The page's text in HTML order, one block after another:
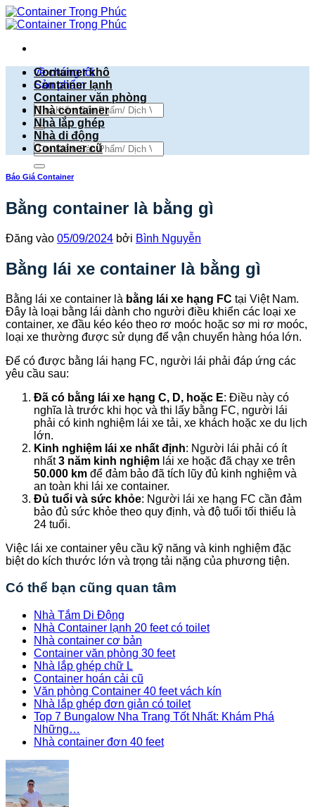
Bỏ
qua
dung
về chúng tôi
Sản phẩm
Tìm
kiếm:
Tìm
kiếm:
Container khô
Container lạnh
Container văn phòng
Nhà container
Nhà lắp ghép
Nhà di động
Container cũ
Báo Giá Container
Bằng container là bằng gì
Đăng vào 05/09/2024 bởi Bình Nguyễn
Bằng lái xe container là bằng gì
Bằng lái xe container là bằng lái xe hạng FC tại Việt Nam.
Đây là loại bằng lái dành cho người điều khiển các loại xe
container, xe đầu kéo kéo theo rơ moóc hoặc sơ mi rơ moóc,
loại xe thường được sử dụng để vận chuyển hàng hóa lớn.
Để có được bằng lái hạng FC, người lái phải đáp ứng các
yêu cầu sau:
Đã có bằng lái xe hạng C, D, hoặc E: Điều này có
nghĩa là trước khi học và thi lấy bằng FC, người lái
phải có kinh nghiệm lái xe tải, xe khách hoặc xe du lịch
lớn.
Kinh nghiệm lái xe nhất định: Người lái phải có ít
nhất3 năm kinh nghiệm lái xe hoặc đã chạy xe trên
50.000 km để đảm bảo đã tích lũy đủ kinh nghiệm và
an toàn khi lái xe container.
Đủ tuổi và sức khỏe: Người lái xe hạng FC cần đảm
bảo đủ sức khỏe theo quy định, và độ tuổi tối thiểu là
24 tuổi.
Việc lái xe container yêu cầu kỹ năng và kinh nghiệm đặc
biệt do kích thước lớn và trọng tải nặng của phương tiện.
Có thể bạn cũng quan tâm
Nhà Tắm Di Động
Nhà Container lạnh 20 feet có toilet
Nhà container cơ bản
Container văn phòng 30 feet
Nhà lắp ghép chữ L
Container hoán cải cũ
Văn phòng Container 40 feet vách kín
Nhà lắp ghép đơn giản có toilet
Top 7 Bungalow Nha Trang Tốt Nhất: Khám Phá
Những…
Nhà container đơn 40 feet